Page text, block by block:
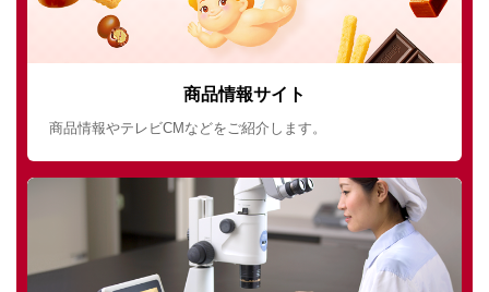
商品情報サイト
商品情報やテレビCMなどをご紹介します。